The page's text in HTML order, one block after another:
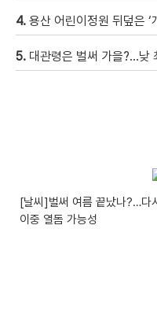
4. 용산 어린이정원 뒤덮은 ‘
5. 대관령은 벌써 가을?…낮
[날씨]벌써 여름 끝났나?…다
이중 열돔 가능성